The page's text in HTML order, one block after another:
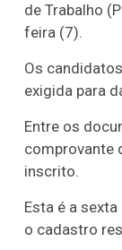
de Trabalho
feira (7).
Os
exigida para
Entre os
comprovante
inscrito.
Esta é a
o cadastro